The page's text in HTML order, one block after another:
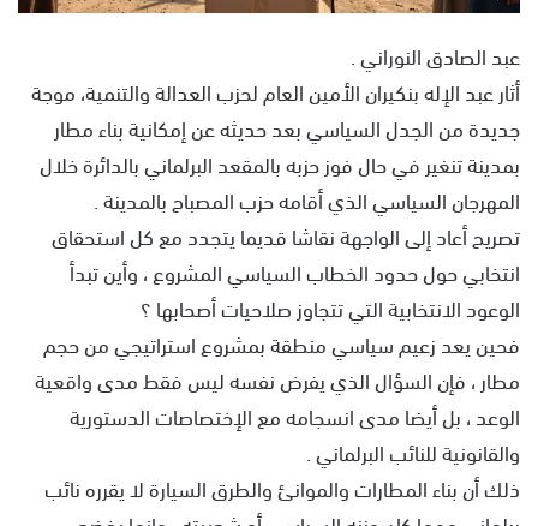
ر
ن
ي
ا
عبد الصادق النوراني .
أثار عبد الإله بنكيران الأمين العام لحزب العدالة والتنمية، موجة
جديدة من الجدل السياسي بعد حديثه عن إمكانية بناء مطار
بمدينة تنغير في حال فوز حزبه بالمقعد البرلماني بالدائرة خلال
المهرجان السياسي الذي أقامه حزب المصباح بالمدينة .
تصريح أعاد إلى الواجهة نقاشا قديما يتجدد مع كل استحقاق
انتخابي حول حدود الخطاب السياسي المشروع ، وأين تبدأ
الوعود الانتخابية التي تتجاوز صلاحيات أصحابها ؟
فحين يعد زعيم سياسي منطقة بمشروع استراتيجي من حجم
مطار ، فإن السؤال الذي يفرض نفسه ليس فقط مدى واقعية
الوعد ، بل أيضا مدى انسجامه مع الإختصاصات الدستورية
والقانونية للنائب البرلماني .
ذلك أن بناء المطارات والموانئ والطرق السيارة لا يقرره نائب